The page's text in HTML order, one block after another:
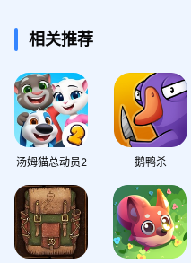
相关推荐
汤姆猫总动员2 鹅鸭杀